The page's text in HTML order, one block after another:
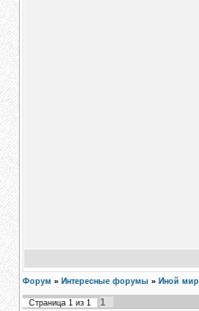
Форум » Интересные форумы » Иной мир
Страница 1 из 1 1